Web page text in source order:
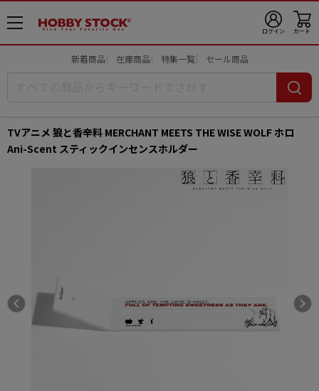
メ
ニ
ログイン カート
新着商品 在庫商品 特集一覧 セール商品
TVアニメ 狼と香辛料 MERCHANT MEETS THE WISE WOLF ホロ
Ani-Scent スティックインセンスホルダー